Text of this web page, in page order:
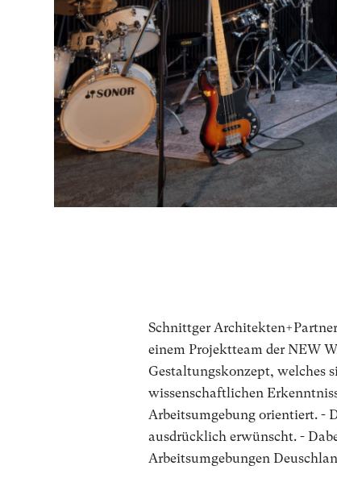
Schnittger
einem Projektteam der NEW
Gestaltungskonzept, welches
wissenschaftlichen
Arbeitsumgebung orientiert. -
ausdrücklich erwünscht. -
Arbeitsumgebungen